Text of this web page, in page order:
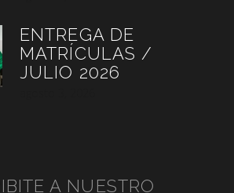
ENTREGA DE
MATRÍCULAS /
JULIO 2026
A NUESTRO